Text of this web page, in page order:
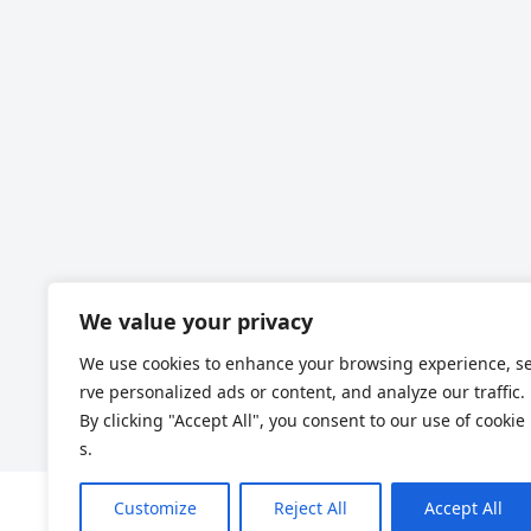
We value your privacy
We use cookies to enhance your browsing experience,
rve personalized ads or content, and analyze our traffic.
By clicking "Accept All", you consent to our use of cookie
s.
Customize Reject All Accept All